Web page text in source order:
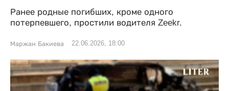
Ранее родные погибших, кроме одного
потерпевшего, простили водителя Zeekr.
Маржан Бакиева 22.06.2026, 18:00